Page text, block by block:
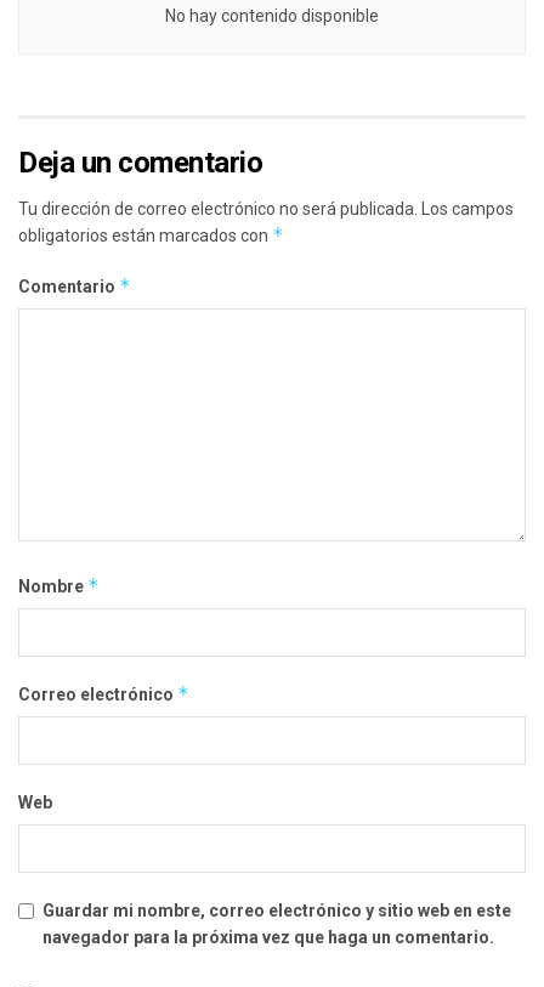
No hay contenido disponible
Deja un comentario
Tu dirección de correo electrónico no será publicada.
Los campos
obligatorios están marcados con *
Comentario *
Nombre *
Correo electrónico *
Web
Guardar mi nombre, correo electrónico y sitio web en este
navegador para la próxima vez que haga un comentario.